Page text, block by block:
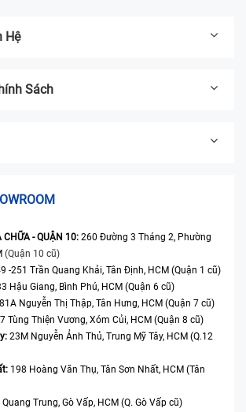
Hệ
Sách
CHỮA - QUẬN 10: 260 Đường 3 Tháng 2, Phường
(Quận 10 cũ)
-251 Trần Quang Khải, Tân Định, HCM (Quận 1 cũ)
Hậu Giang, Bình Phú, HCM (Quận 6 cũ)
Nguyễn Thị Thập, Tân Hưng, HCM (Quận 7 cũ)
Tùng Thiện Vương, Xóm Củi, HCM (Quận 8 cũ)
23M Nguyễn Ảnh Thủ, Trung Mỹ Tây, HCM (Q.12
198 Hoàng Văn Thụ, Tân Sơn Nhất, HCM (Tân
Trung, Gò Vấp, HCM (Q. Gò Vấp cũ)